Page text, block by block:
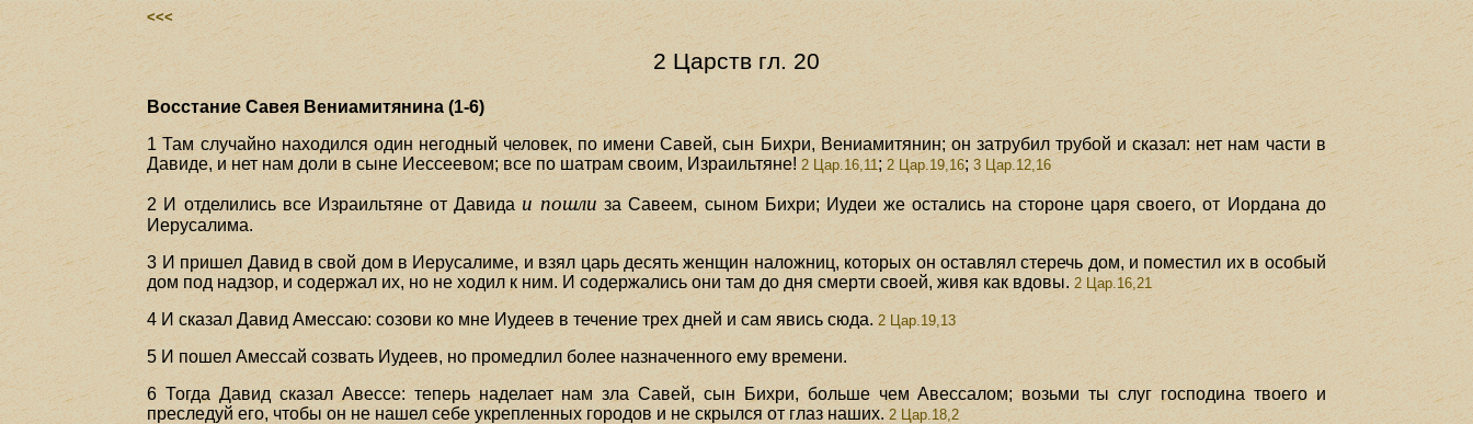
<<<
2 Царств гл. 20
Восстание Савея Вениамитянина (1-6)
1 Там случайно находился один негодный человек, по имени Савей, сын Бихри, Вениамитянин; он затрубил трубой и сказал: нет нам части в
Давиде, и нет нам доли в сыне Иессеевом; все по шатрам своим, Израильтяне! 2 Цар.16,11; 2 Цар.19,16;3 Цар.12,16
2 И отделились все Израильтяне от Давидаи пошли за Савеем, сыном Бихри; Иудеи же остались на стороне царя своего, от Иордана до
Иерусалима.
3 И пришел Давид в свой дом в Иерусалиме, и взял царь десять женщин наложниц, которых он оставлял стеречь дом, и поместил их в особый
дом под надзор, и содержал их, но не ходил к ним. И содержались они там до дня смерти своей, живя как вдовы. 2 Цар.16,21
4 И сказал Давид Амессаю: созови ко мне Иудеев в течение трех дней и сам явись сюда. 2 Цар.19,13
5 И пошел Амессай созвать Иудеев, но промедлил более назначенного ему времени.
6 Тогда Давид сказал Авессе: теперь наделает нам зла Савей, сын Бихри, больше чем Авессалом; возьми ты слуг господина твоего и
преследуй его, чтобы он не нашел себе укрепленных городов и не скрылся от глаз наших. 2 Цар.18,2